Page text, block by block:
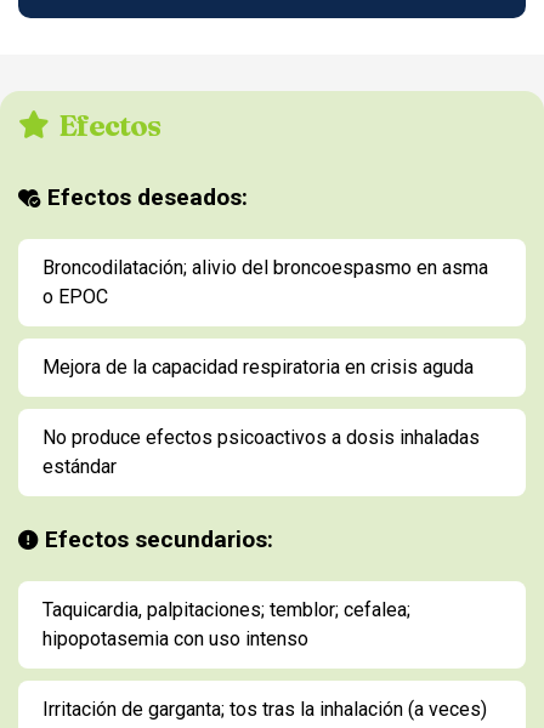
Efectos
Efectos deseados:
Broncodilatación; alivio del broncoespasmo en asma
o EPOC
Mejora de la capacidad respiratoria en crisis aguda
No produce efectos psicoactivos a dosis inhaladas
estándar
Efectos secundarios:
Taquicardia, palpitaciones; temblor; cefalea;
hipopotasemia con uso intenso
Irritación de garganta; tos tras la inhalación (a veces)